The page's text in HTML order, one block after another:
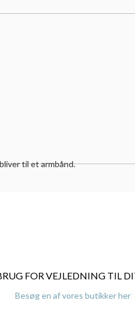
til et armbånd.
FOR VEJLEDNING TIL
Besøg en af vores butikker her